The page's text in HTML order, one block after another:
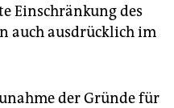
Einschränkung des
auch ausdrücklich im
der Gründe für